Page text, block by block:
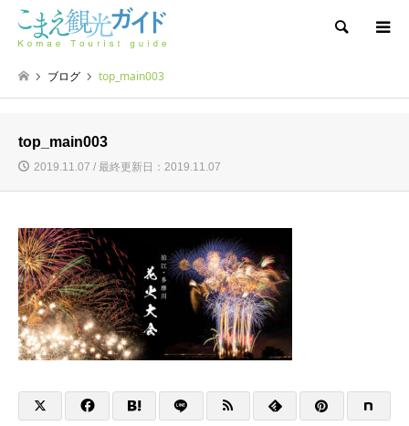
検索
ブログ top_main003
top_main003
2019.11.07 / 最終更新日：2019.11.07